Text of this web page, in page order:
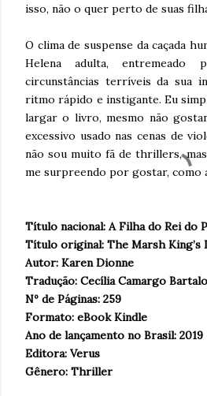
isso, não o quer perto de suas
O clima de suspense da caçada
Helena adulta, entremeado
circunstâncias terríveis da sua
ritmo rápido e instigante. Eu
largar o livro, mesmo não
excessivo usado nas cenas de
não sou muito fã de thrillers,
me surpreendo por gostar, como
Título nacional: A Filha do Rei do
Título original: The Marsh King’s
Autor: Karen Dionne
Tradução: Cecília Camargo
Nº de Páginas: 259
Formato: eBook Kindle
Ano de lançamento no Brasil: 2019
Editora: Verus
Gênero: Thriller